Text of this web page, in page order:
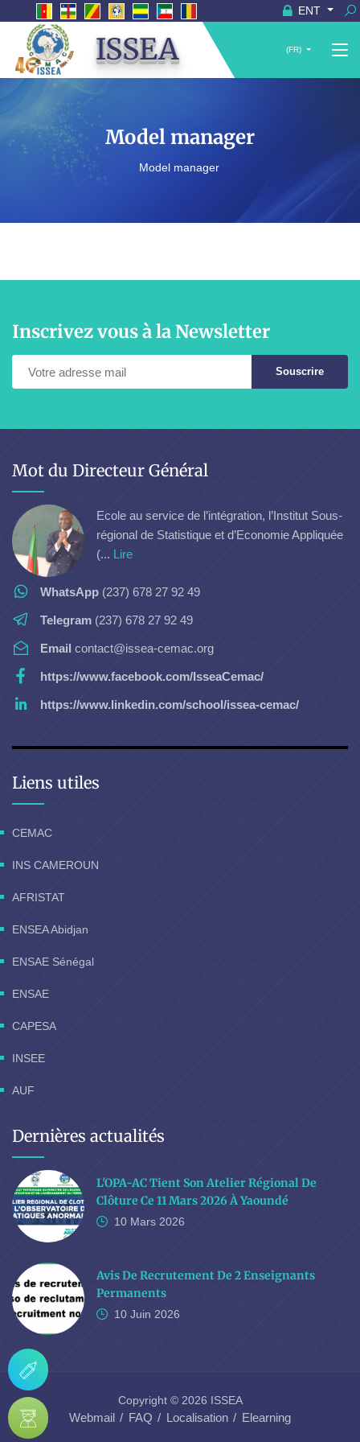
ENT
ISSEA (FR)
Model manager
Model manager
Inscrivez vous à la Newsletter
Souscrire
Mot du Directeur Général
Ecole au service de l’intégration, l’Institut Sous-
régional de Statistique et d’Economie Appliquée
(... Lire
WhatsApp (237) 678 27 92 49
Telegram (237) 678 27 92 49
Email contact@issea-cemac.org
https://www.facebook.com/IsseaCemac/
https://www.linkedin.com/school/issea-cemac/
Liens utiles
CEMAC
INS CAMEROUN
AFRISTAT
ENSEA Abidjan
ENSAE Sénégal
ENSAE
CAPESA
INSEE
AUF
Dernières actualités
L'OPA-AC Tient Son Atelier Régional De
Clôture Ce 11 Mars 2026 À Yaoundé
10 Mars 2026
Avis De Recrutement De 2 Enseignants
Permanents
10 Juin 2026
Copyright © 2026 ISSEA
Webmail FAQ Localisation Elearning